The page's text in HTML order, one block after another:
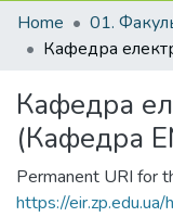
Communities &
All of DSpace
Home 01.
Кафедра
(Кафедра
Permanent URI for
https://